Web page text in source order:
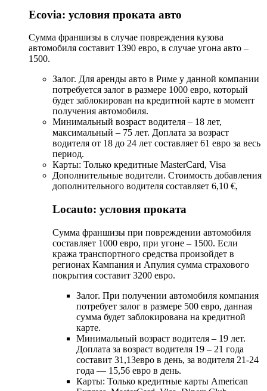
Ecovia: условия проката авто
Сумма франшизы в случае повреждения кузова
автомобиля составит 1390 евро, в случае угона авто –
1500.
Залог. Для аренды авто в Риме у данной компании
потребуется залог в размере 1000 евро, который
будет заблокирован на кредитной карте в момент
получения автомобиля.
Минимальный возраст водителя – 18 лет,
максимальный – 75 лет. Доплата за возраст
водителя от 18 до 24 лет составляет 61 евро за весь
период.
Карты: Только кредитные MasterCard, Visa
Дополнительные водители. Стоимость добавления
дополнительного водителя составляет 6,10 €,
Locauto: условия проката
Сумма франшизы при повреждении автомобиля
составляет 1000 евро, при угоне – 1500. Если
кража транспортного средства произойдет в
регионах Кампания и Апулия сумма страхового
покрытия составит 3200 евро.
Залог. При получении автомобиля компания
потребует залог в размере 500 евро, данная
сумма будет заблокирована на кредитной
карте.
Минимальный возраст водителя – 19 лет.
Доплата за возраст водителя 19 – 21 года
составит 31,13евро в день, за водителя 21-24
года — 15,56 евро в день.
Карты: Только кредитные карты American